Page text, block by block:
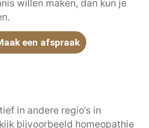
willen maken, dan kun je
een afspraak
in andere regio’s in
bijvoorbeeld homeopathie